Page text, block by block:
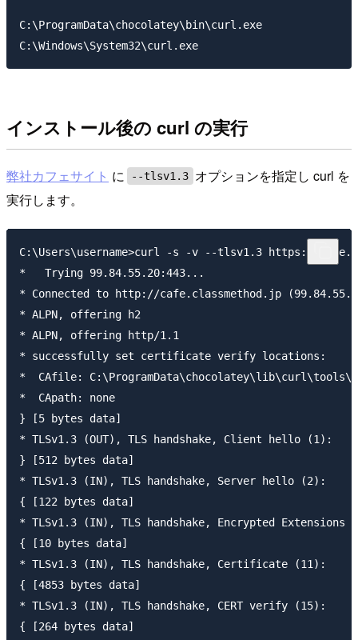
C:\ProgramData\chocolatey\bin\curl.exe
インストール後の curl の実行
弊社カフェサイト に --tlsv1.3 オプションを指定し curl を
実行します。
C:\Users\username>curl -s -v --tlsv1.3 https://
*   Trying 99.84.55.20:443...
* Connected to http://cafe.classmethod.jp
* ALPN, offering h2
* ALPN, offering http/1.1
* successfully set certificate verify locations:
*  CAfile:
*  CApath: none
} [5 bytes data]
* TLSv1.3 (OUT), TLS handshake, Client hello (1):
} [512 bytes data]
* TLSv1.3 (IN), TLS handshake, Server hello (2):
{ [122 bytes data]
* TLSv1.3 (IN), TLS handshake, Encrypted Extensions
{ [10 bytes data]
* TLSv1.3 (IN), TLS handshake, Certificate (11):
{ [4853 bytes data]
* TLSv1.3 (IN), TLS handshake, CERT verify (15):
{ [264 bytes data]